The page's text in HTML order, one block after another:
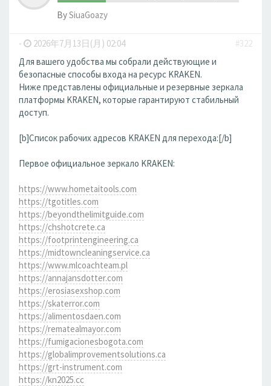
BySiuaGoazy
- 2026年7月13日(月) 02:04
#322
Для вашего удобства мы собрали действующие и
безопасные способы входа на ресурс KRAKEN.
Ниже представлены официальные и резервные зеркала
платформы KRAKEN, которые гарантируют стабильный
доступ.
[b]Список рабочих адресов KRAKEN для перехода:[/b]
Первое официальное зеркало KRAKEN:
https://www.hometaitools.com
https://tgotitles.com
https://beyondthelimitguide.com
https://chshotcrete.ca
https://footprintengineering.ca
https://midtowncleaningservice.ca
https://www.mlcoachteam.pl
https://annajansdotter.com
https://erosiasexshop.com
https://skaterror.com
https://alimentosdaen.com
https://rematealmayor.com
https://fumigacionesbogota.com
https://globalimprovementsolutions.ca
https://grt-instrument.com
https://kn2025.cc